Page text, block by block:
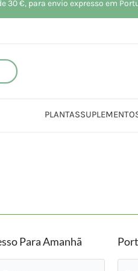
PLANTAS
Para Amanhã
30 €, para envio expresso em